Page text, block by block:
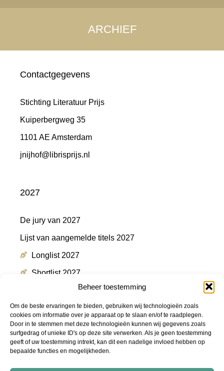
Beheer toestemming
Om de beste ervaringen te bieden, gebruiken wij technologieën zoals
cookies om informatie over je apparaat op te slaan en/of te raadplegen.
Door in te stemmen met deze technologieën kunnen wij gegevens zoals
surfgedrag of unieke ID's op deze site verwerken. Als je geen toestemming
geeft of uw toestemming intrekt, kan dit een nadelige invloed hebben op
bepaalde functies en mogelijkheden.
ARCHIEF
Contactgegevens
Stichting Literatuur Prijs
Kuiperbergweg 35
1101 AE Amsterdam
jnijhof@librisprijs.nl
2027
De jury van 2027
Lijst van aangemelde titels 2027
Longlist 2027
Shortlist 2027
Winnaar 2027
Meer informatie
Persmap